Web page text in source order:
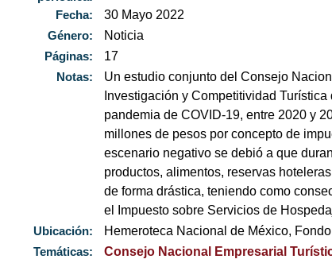
Fecha:
30 Mayo 2022
Género:
Noticia
Páginas:
17
Notas:
Un estudio conjunto del Consejo
Investigación y Competitividad
pandemia de COVID-19, entre 2020 y
millones de pesos por concepto de
escenario negativo se debió a que
productos, alimentos, reservas
de forma drástica, teniendo como
el Impuesto sobre Servicios de
Ubicación:
Hemeroteca Nacional de México,
Temáticas:
Consejo Nacional Empresarial